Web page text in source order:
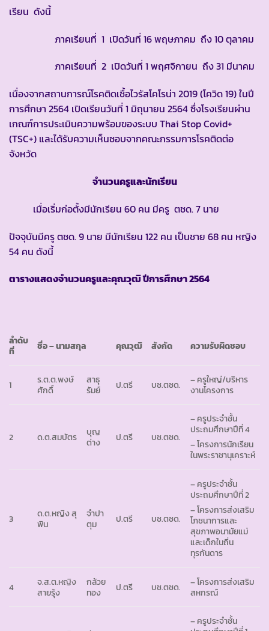
เรียน ดังนี้
ภาคเรียนที่ 1 เปิดวันที่ 16 พฤษภาคม ถึง 10 ตุลาคม
ภาคเรียนที่ 2 เปิดวันที่ 1 พฤศจิกายน ถึง 31 มีนาคม
เนื่องจากสถานการณ์โรคติดเชื้อไวรัสโคโรน่า 2019 (โควิด 19) ในปี
การศึกษา 2564 เปิดเรียนวันที่ 1 มิถุนายน 2564 ซึ่งโรงเรียนผ่าน
เกณฑ์การประเมินความพร้อมของระบบ Thai Stop Covid+
(TSC+) และได้รับความเห็นชอบจากคณะกรรมการโรคติดต่อ
จังหวัด
จำนวนครูและนักเรียน
เมื่อเริ่มก่อตั้งมีนักเรียน 60 คน มีครู ตชด. 7 นาย
ปัจจุบันมีครู ตชด. 9 นาย มีนักเรียน 122 คน เป็นชาย 68 คน หญิง
54 คน ดังนี้
ตารางแสดงจำนวนครูและคุณวุฒิ ปีการศึกษา2564
ลำดับ
ที่
ชื่อ – นามสกุล คุณวุฒิ สังกัด ความรับผิดชอบ
1
ร.ต.ต.พงษ์
ศักดิ์
สาธุ
รัมย์
ป.ตรี บช.ตชด.
– ครูใหญ่/บริหาร
งานโครงการ
2 ด.ต.สมบัตร
บุญ
ต่าง
ป.ตรี บช.ตชด.
– ครูประจำชั้น
ประถมศึกษาปีที่ 4
– โครงการนักเรียน
ในพระราชานุเคราะห์
3
ด.ต.หญิง สุ
พิน
จำปา
ตุม
ป.ตรี บช.ตชด.
– ครูประจำชั้น
ประถมศึกษาปีที่ 2
– โครงการส่งเสริม
โภชนาการและ
สุขภาพอนามัยแม่
และเด็กในถิ่น
ทุรกันดาร
4
จ.ส.ต.หญิง
สายรุ้ง
กล้วย
ทอง
ป.ตรี บช.ตชด.
– โครงการส่งเสริม
สหกรณ์
– ครูประจำชั้น